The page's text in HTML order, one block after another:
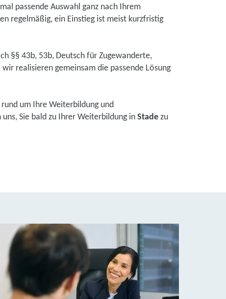
passende Auswahl ganz nach Ihrem
regelmäßig, ein Einstieg ist meist kurzfristig
§§ 43b, 53b, Deutsch für Zugewanderte,
realisieren gemeinsam die passende Lösung
um Ihre Weiterbildung und
Sie bald zu Ihrer Weiterbildung in Stade zu